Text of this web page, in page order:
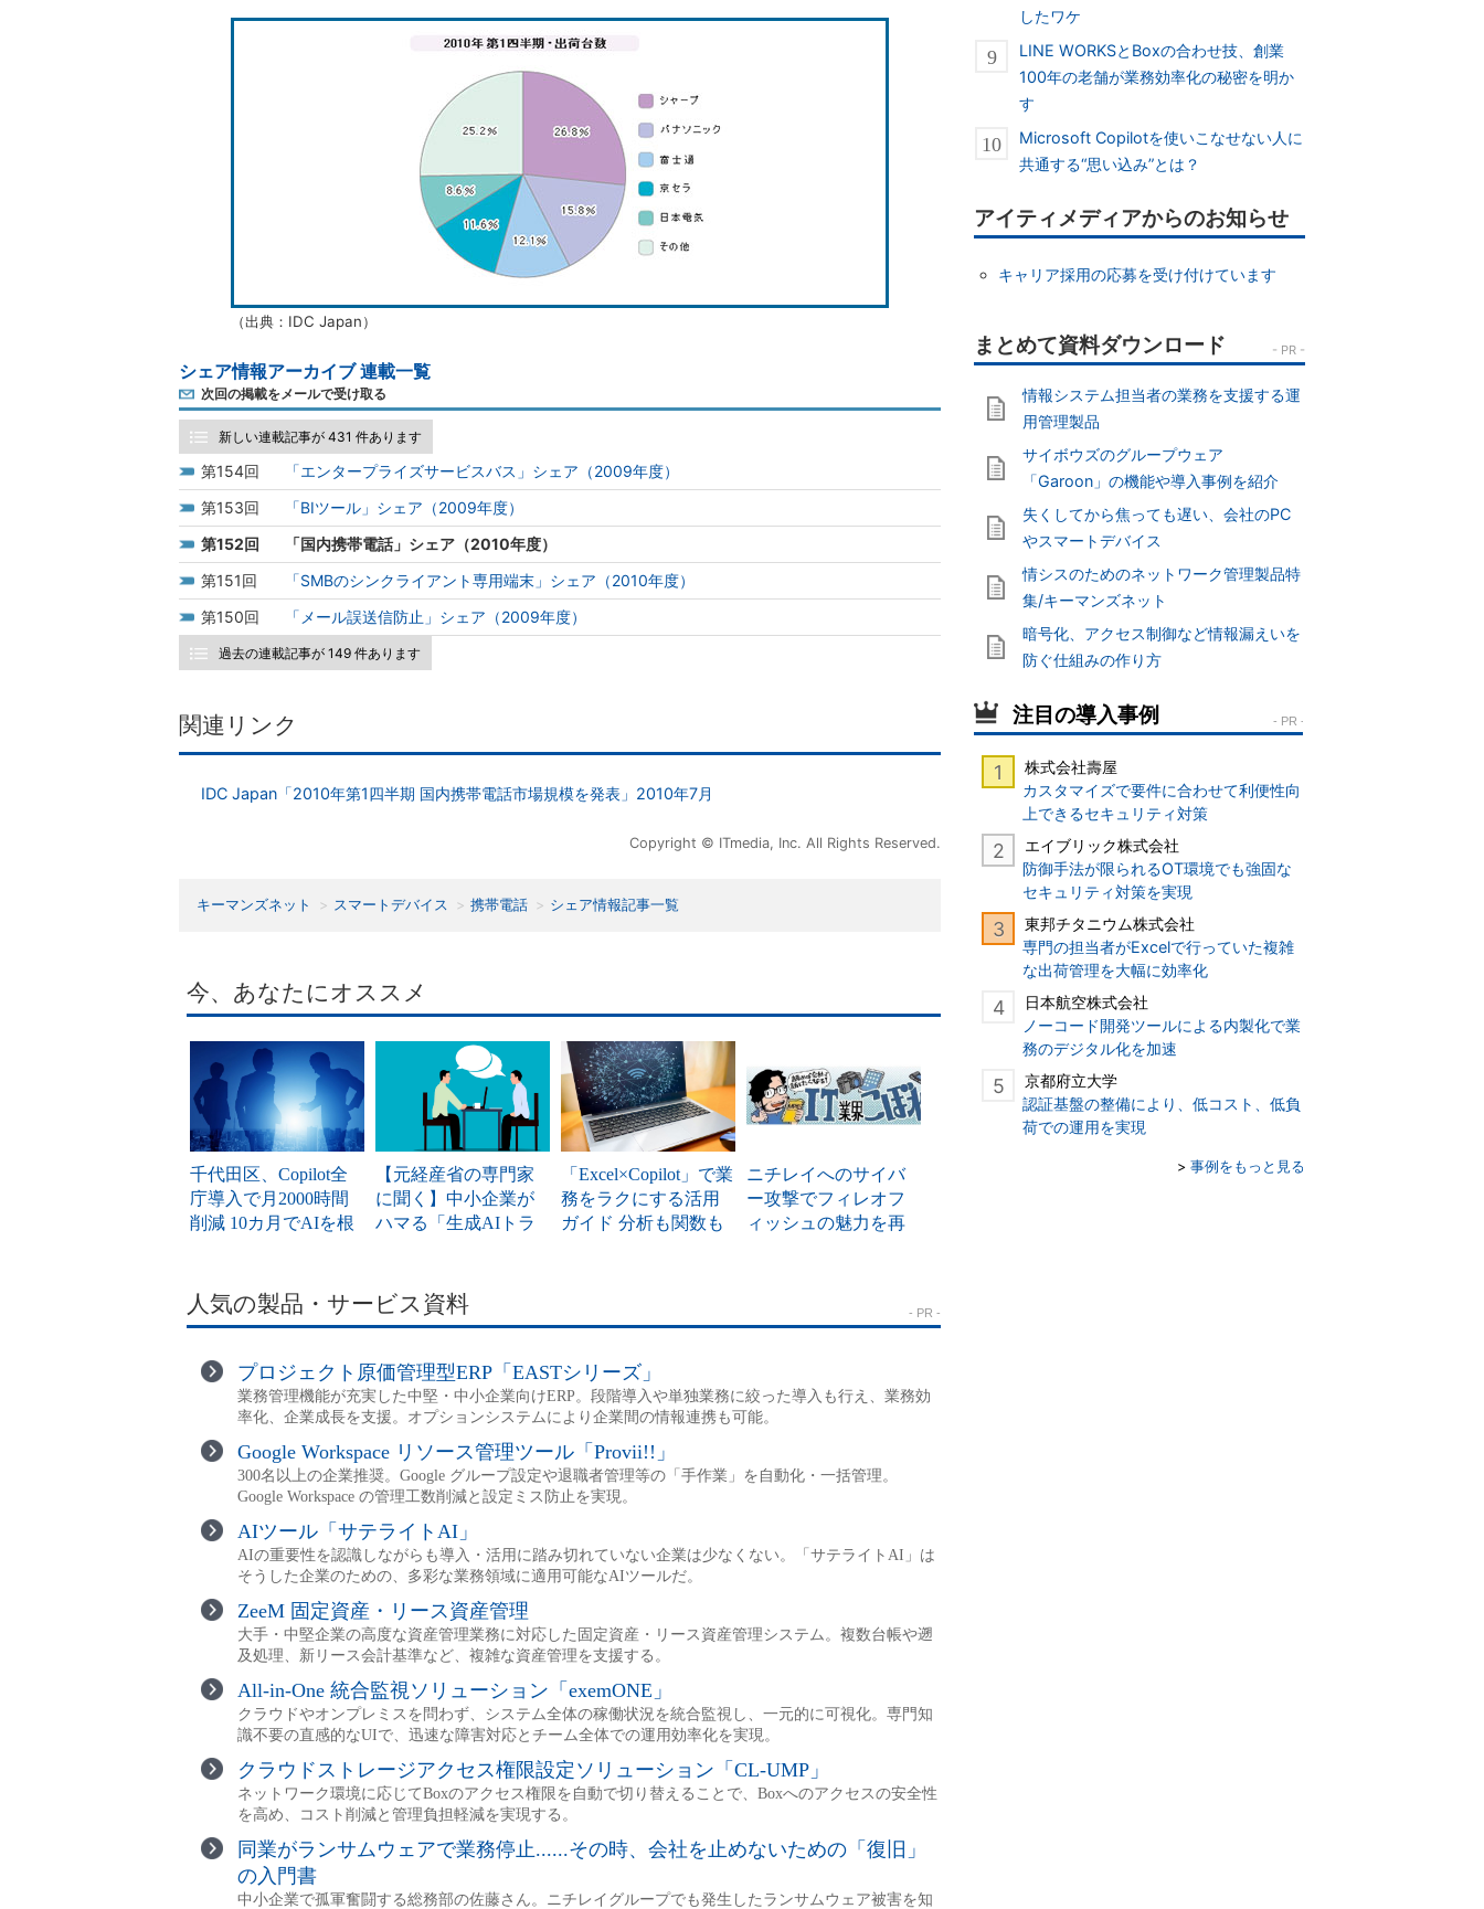
（出典：IDC Japan）
シェア情報アーカイブ 連載一覧
次回の掲載をメールで受け取る
新しい連載記事が 431 件あります
154
「エンタープライズサービスバス」シェア（2009年度）
153
「BIツール」シェア（2009年度）
152
「国内携帯電話」シェア（2010年度）
151
「SMBのシンクライアント専用端末」シェア（2010年度）
150
「メール誤送信防止」シェア（2009年度）
過去の連載記事が 149 件あります
関連リンク
IDC Japan「2010年第1四半期 国内携帯電話市場規模を発表」2010年7月
Copyright © ITmedia, Inc. All Rights Reserved.
キーマンズネット スマートデバイス 携帯電話 シェア情報記事一覧
したワケ
LINE WORKSとBoxの合わせ技、創業
100年の老舗が業務効率化の秘密を明か
す
Microsoft Copilotを使いこなせない人に
共通する“思い込み”とは？
アイティメディアからのお知らせ
キャリア採用の応募を受け付けています
情報システム担当者の業務を支援する運
用管理製品
サイボウズのグループウェア
「Garoon」の機能や導入事例を紹介
失くしてから焦っても遅い、会社のPC
やスマートデバイス
情シスのためのネットワーク管理製品特
集/キーマンズネット
暗号化、アクセス制御など情報漏えいを
防ぐ仕組みの作り方